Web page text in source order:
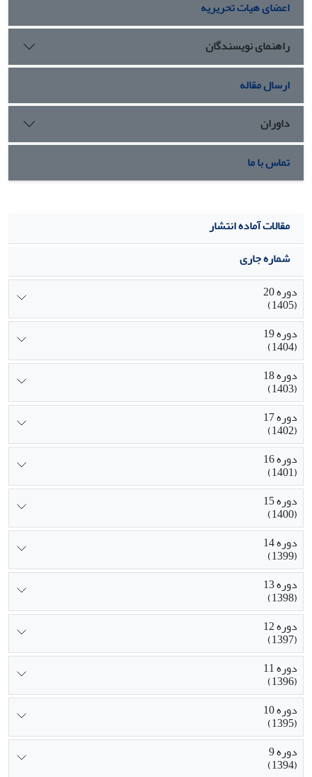
اعضای هیات تحریریه
راهنمای نویسندگان
ارسال مقاله
داوران
تماس با ما
مقالات آماده انتشار
شماره جاری
دوره 20
(1405)
دوره 19
(1404)
دوره 18
(1403)
دوره 17
(1402)
دوره 16
(1401)
دوره 15
(1400)
دوره 14
(1399)
دوره 13
(1398)
دوره 12
(1397)
دوره 11
(1396)
دوره 10
(1395)
دوره 9
(1394)